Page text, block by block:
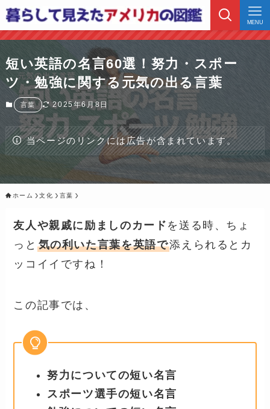
MENU
短い英語の名言60選！努力・スポー
ツ・勉強に関する元気の出る言葉
言葉 2025年6月8日
当ページのリンクには広告が含まれています。
ホーム 文化 言葉
友人や親戚に励ましのカード を送る時、ちょ
っと 気の利いた言葉を英語で添えられるとカ
ッコイイですね！
この記事では、
努力についての短い名言
スポーツ選手の短い名言